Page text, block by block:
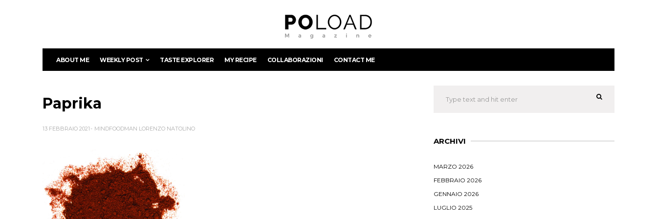
ABOUT ME WEEKLY POST TASTE EXPLORER MY RECIPE COLLABORAZIONI CONTACT ME
Paprika
13 FEBBRAIO 2021 MINDFOODMAN LORENZO NATOLINO
ARCHIVI
MARZO 2026
FEBBRAIO 2026
GENNAIO 2026
LUGLIO 2025